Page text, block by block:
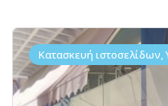
Κατασκευή ιστοσελίδων,